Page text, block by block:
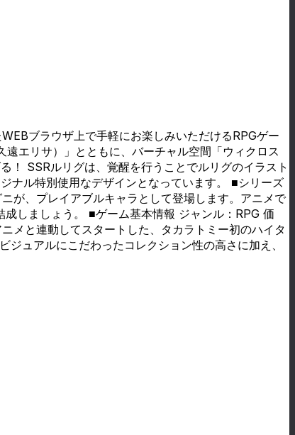
ブラウザ上で手軽にお楽しみいただけるRPGゲー
エリサ）」とともに、バーチャル空間「ウィクロス
！ SSRルリグは、覚醒を行うことでルリグのイラスト
ナル特別使用なデザインとなっています。 ■シリーズ
が、プレイアブルキャラとして登場します。アニメで
しましょう。 ■ゲーム基本情報 ジャンル：RPG 価
メと連動してスタートした、タカラトミー初のハイタ
ュアルにこだわったコレクション性の高さに加え、